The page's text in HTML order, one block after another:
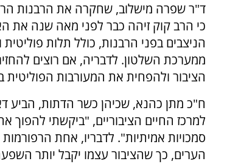
ד"ר שפרה מישלוב, שחקרה את הרבנות
כי הרב קוק זיהה כבר לפני מאה שנה את
הניצבים בפני הרבנות, כולל תלות פוליטית
ממערכת השלטון. לדבריה, אם רוצים
הציבור ולהפחית את המעורבות הפוליטית
ח"כ מתן כהנא, שכיהן כשר הדתות, הביע
למרכז החיים הציבוריים, "ביקשתי להפוך
סמכויות אמיתיות". לדבריו, אחת
הערים, כך שהציבור עצמו יקבל יותר